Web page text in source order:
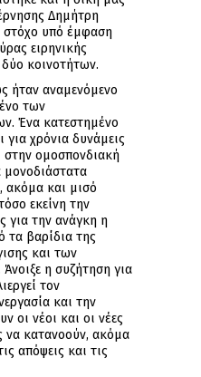
Δημήτρη
στόχο υπό έμφαση
ειρηνικής
κοινοτήτων.
ήταν αναμενόμενο
των
Ένα κατεστημένο
χρόνια δυνάμεις
στην ομοσπονδιακή
μονοδιάστατα
ακόμα και μισό
εκείνη την
για την ανάγκη η
τα βαρίδια της
και των
η συζήτηση για
τον
και την
οι νέοι και οι νέες
να κατανοούν, ακόμα
απόψεις και τις